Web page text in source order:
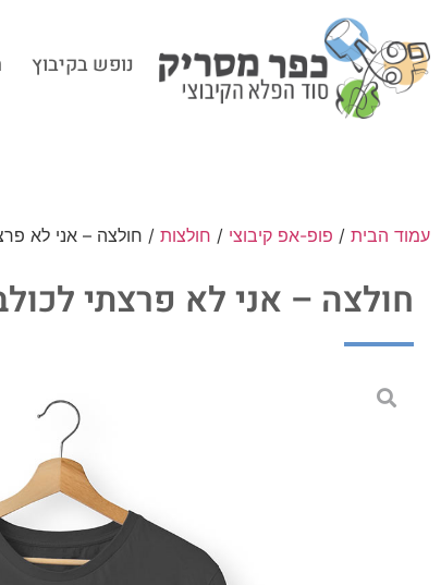
נופש בקיבוץ
עמוד הבית / פופ-אפ קיבוצי / חולצות / חולצה – אני לא
חולצה – אני לא פרצתי